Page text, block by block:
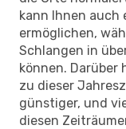
kann Ihnen auch
ermöglichen,
Schlangen in
können.
zu dieser
günstiger, und
diesen